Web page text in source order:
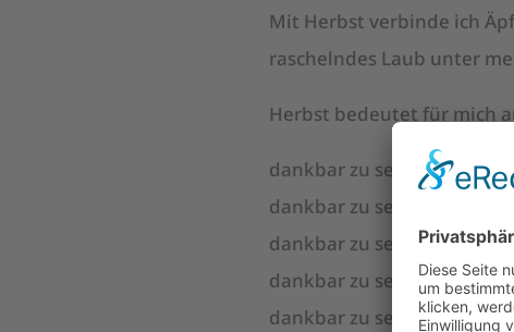
Mit Herbst verbinde ich
raschelndes Laub unter
Herbst bedeutet für mich
dankbar zu sein, wie das
dankbar zu sein, für
dankbar zu sein, für eine
dankbar zu sein, für die
dankbar zu sein, all das